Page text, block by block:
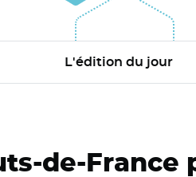
L'édition du jour
de-